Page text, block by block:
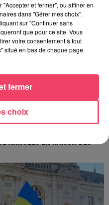
ANNULÉS EN RAISON DES
et fermer", ou affiner en
dans "Gérer mes choix".
sur "Continuer sans
que pour ce site. Vous
votre consentement à tout
situé en bas de chaque page.
choix
fermer